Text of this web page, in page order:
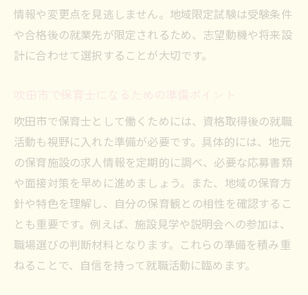
子育て中でも続けやすい学習スケジュール
術
保育士資格勉強の進捗管理と見直し方法
吹田市の公務員試験や採用情報も徹底解説
吹田市保育士採用試験の基本と最新傾向
公務員試験と保育士資格試験の違いを比較
SPI対策で押さえるべき保育士試験ポイン
ト
吹田市の保育士採用試験倍率の現状を解説
保育士公務員試験に求められる人物像とは
保育士資格取得後の採用情報をチェック
情報や変更点を見逃しません。地域限定試験は受験条件
や合格後の就業先が限定されるため、志望動機や将来設
計に合わせて選択することが大切です。
吹田市で保育士になるための準備ポイント
吹田市で保育士として働くためには、資格取得後の就職
活動も視野に入れた準備が必要です。具体的には、地元
の保育施設の求人情報を定期的に調べ、必要な応募書類
や面接対策を早めに進めましょう。また、地域の保育方
針や特色を理解し、自分の保育観との相性を確認するこ
とも重要です。例えば、施設見学や説明会への参加は、
職場選びの判断材料となります。これらの準備を積み重
ねることで、自信を持って就職活動に臨めます。